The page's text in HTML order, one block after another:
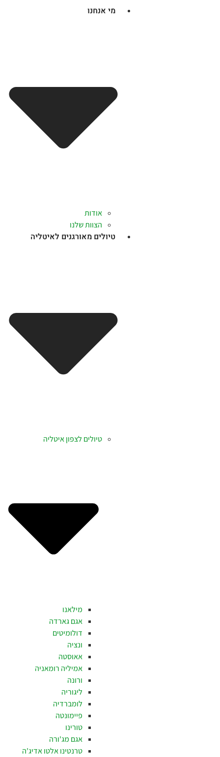
מי אנחנו
אודות
הצוות שלנו
טיולים מאורגנים לאיטליה
טיולים לצפון איטליה
מילאנו
אגם גארדה
דולומיטים
ונציה
אאוסטה
אמיליה רומאניה
ורונה
ליגוריה
לומברדיה
פיימונטה
טורינו
אגם מג'ורה
טרנטינו אלטו אדיג'ה